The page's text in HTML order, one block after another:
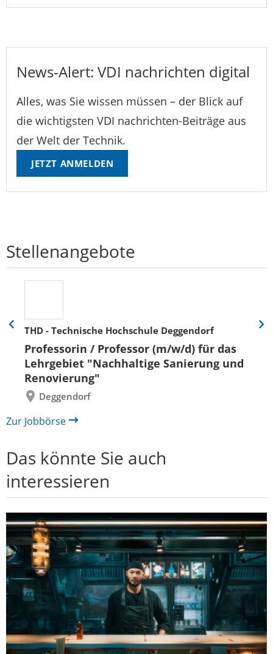
News-Alert: VDI nachrichten digital
Alles, was Sie wissen müssen – der Blick auf
die wichtigsten VDI nachrichten-Beiträge aus
der Welt der Technik.
JETZT ANMELDEN
Stellenangebote
THD - Technische Hochschule Deggendorf
Professorin / Professor (m/w/d) für das
Lehrgebiet "Nachhaltige Sanierung und
Renovierung"
Deggendorf
Eine
zurück
Eine
Zur Jobbörse
Das könnte Sie auch
interessieren